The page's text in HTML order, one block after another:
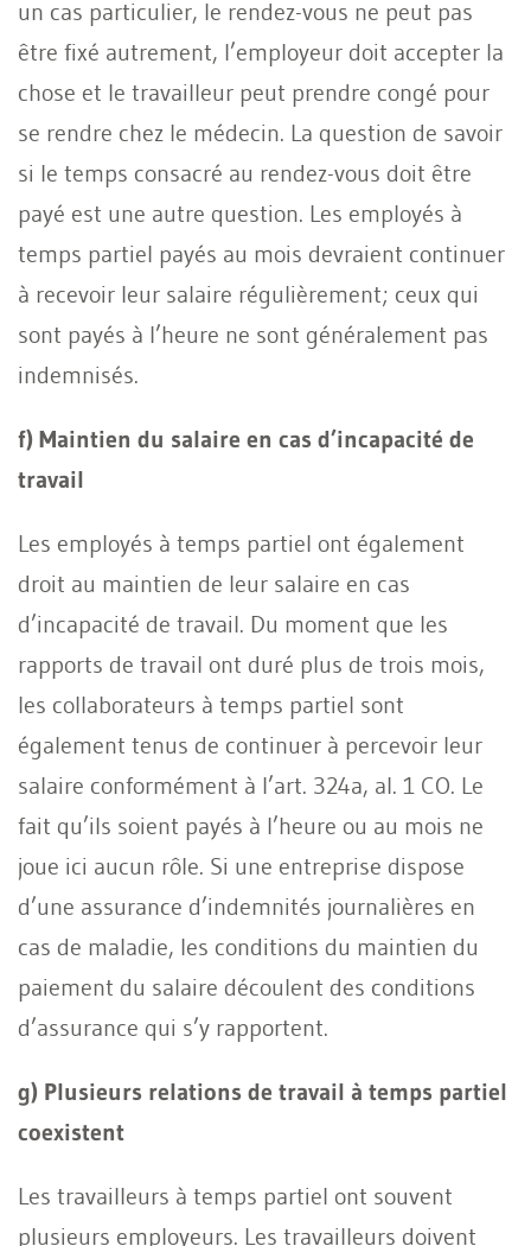
un cas particulier, le rendez-vous ne peut pas
être fixé autrement, l’employeur doit accepter la
chose et le travailleur peut prendre congé pour
se rendre chez le médecin. La question de savoir
si le temps consacré au rendez-vous doit être
payé est une autre question. Les employés à
temps partiel payés au mois devraient continuer
à recevoir leur salaire régulièrement; ceux qui
sont payés à l’heure ne sont généralement pas
indemnisés.
f) Maintien du salaire en cas d’incapacité de
travail
Les employés à temps partiel ont également
droit au maintien de leur salaire en cas
d’incapacité de travail. Du moment que les
rapports de travail ont duré plus de trois mois,
les collaborateurs à temps partiel sont
également tenus de continuer à percevoir leur
salaire conformément à l’art. 324a, al. 1 CO. Le
fait qu’ils soient payés à l’heure ou au mois ne
joue ici aucun rôle. Si une entreprise dispose
d’une assurance d’indemnités journalières en
cas de maladie, les conditions du maintien du
paiement du salaire découlent des conditions
d’assurance qui s’y rapportent.
g) Plusieurs relations de travail à temps partiel
coexistent
Les travailleurs à temps partiel ont souvent
plusieurs employeurs. Les travailleurs doivent